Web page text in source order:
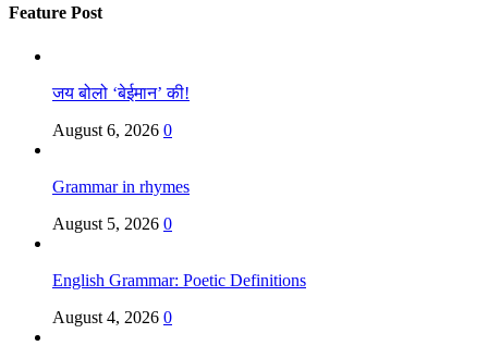
Feature Post
जय बोलो ‘बेईमान’ की!
August 6, 2026 0
Grammar in rhymes
August 5, 2026 0
English Grammar: Poetic Definitions
August 4, 2026 0